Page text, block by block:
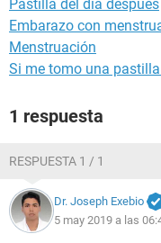
Pastilla del dia después
Embarazo con
Menstruación
Si me tomo una
1 respuesta
RESPUESTA 1 / 1
Dr. Joseph Exebio
5 may 2019 a las